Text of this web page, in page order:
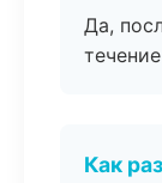
Да,
Как